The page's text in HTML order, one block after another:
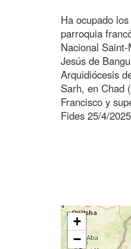
Ha ocupado
parroquia
Nacional
Jesús de
Arquidiócesis
Sarh, en Chad
Francisco y
Fides 25/4/
+
−